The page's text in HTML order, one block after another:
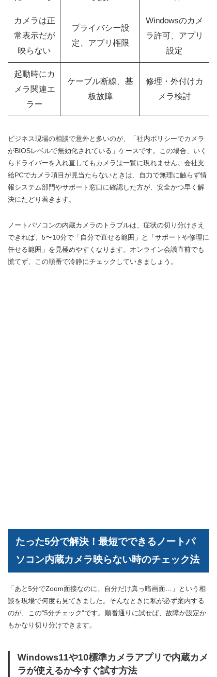
カメラは正
常表示だが
映らない
プライバシー設
定、アプリ権限
Windowsのカメ
ラ許可、アプリ
設定
起動時にカ
メラ関連エ
ラー
ケーブル断線、基
板故障
修理・外付けカ
メラ検討
ビジネス現場の相談で意外と多いのが、「社内ポリシーでカメラ
がBIOSレベルで無効化されている」ケースです。この場合、いく
らドライバーを入れ直してもカメラは一覧に現れません。会社支
給PCでカメラ項目が見当たらないときは、自力で無理に触らず情
報システム部門やサポート窓口に確認した方が、安全かつ早く解
決にたどり着きます。
ノートパソコンの内蔵カメラのトラブルは、症状の切り分けさえ
できれば、5〜10分で「自分で直せる範囲」と「サポートや修理に
任せる範囲」を見極めやすくなります。オンライン会議直前でも
慌てず、この順番で冷静にチェックしていきましょう。
たった5分で解決！最短でできるノートパ
ソコン内蔵カメラ映らない時のチェック法
「あと5分でZoom面接なのに、自分だけ真っ暗画面…」という相
談を現場で何度も見てきました。そんなときに私が必ず案内する
のが、この“5分チェック”です。順番通りに試せば、故障か設定か
もかなり切り分けできます。
Windows11や10標準カメラアプリで内蔵カメ
ラが使えるか今すぐ試す方法